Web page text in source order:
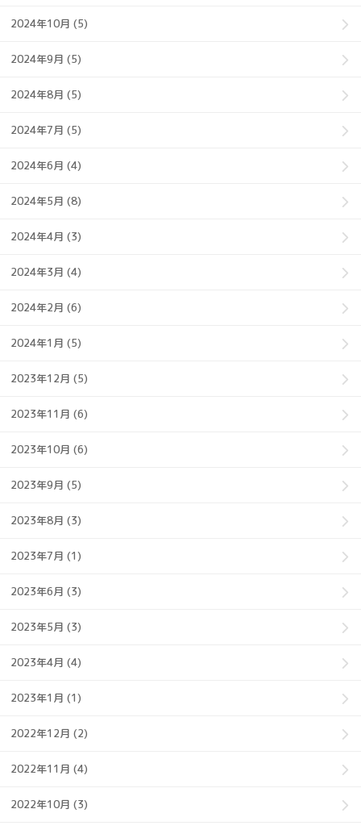
2024年10月 (5)
2024年9月 (5)
2024年8月 (5)
2024年7月 (5)
2024年6月 (4)
2024年5月 (8)
2024年4月 (3)
2024年3月 (4)
2024年2月 (6)
2024年1月 (5)
2023年12月 (5)
2023年11月 (6)
2023年10月 (6)
2023年9月 (5)
2023年8月 (3)
2023年7月 (1)
2023年6月 (3)
2023年5月 (3)
2023年4月 (4)
2023年1月 (1)
2022年12月 (2)
2022年11月 (4)
2022年10月 (3)